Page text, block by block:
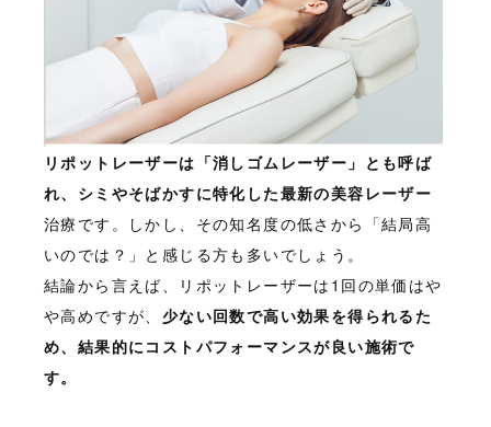
リポットレーザーは「消しゴムレーザー」とも呼ば
れ、シミやそばかすに特化した最新の美容レーザー
治療です。しかし、その知名度の低さから「結局高
いのでは？」と感じる方も多いでしょう。
結論から言えば、リポットレーザーは1回の単価はや
や高めですが、 少ない回数で高い効果を得られるた
め、結果的にコストパフォーマンスが良い施術で
す。